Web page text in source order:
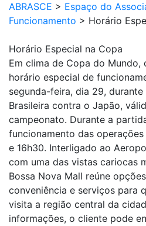
ABRASCE > Espaço do
Funcionamento > Horário
Horário Especial na Copa
Em clima de Copa do Mundo,
horário especial de
segunda-feira, dia 29,
Brasileira contra o Japão,
campeonato. Durante a
funcionamento das
e 16h30. Interligado ao
com uma das vistas cariocas
Bossa Nova Mall reúne
conveniência e serviços para
visita a região central da
informações, o cliente pode